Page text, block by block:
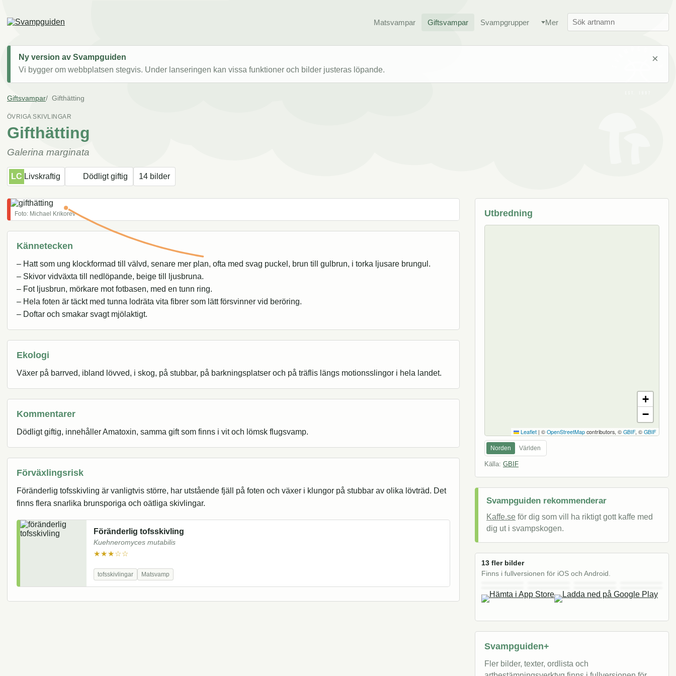
Matsvampar Giftsvampar Svampgrupper Mer
Ny version av Svampguiden
Vi bygger om webbplatsen stegvis. Under lanseringen kan vissa funktioner och bilder justeras löpande.
×
Giftsvampar Gifthätting
ÖVRIGA SKIVLINGAR
Gifthätting
Galerina marginata
LC Livskraftig Dödligt giftig 14 bilder
Foto: Michael Krikorev
Kännetecken
– Hatt som ung klockformad till välvd, senare mer plan, ofta med svag puckel, brun till gulbrun, i torka ljusare brungul.
– Skivor vidväxta till nedlöpande, beige till ljusbruna.
– Fot ljusbrun, mörkare mot fotbasen, med en tunn ring.
– Hela foten är täckt med tunna lodräta vita fibrer som lätt försvinner vid beröring.
– Doftar och smakar svagt mjölaktigt.
Ekologi
Växer på barrved, ibland lövved, i skog, på stubbar, på barkningsplatser och på träflis längs motionsslingor i hela landet.
Kommentarer
Dödligt giftig, innehåller Amatoxin, samma gift som finns i vit och lömsk flugsvamp.
Förväxlingsrisk
Föränderlig tofsskivling är vanligtvis större, har utstående fjäll på foten och växer i klungor på stubbar av olika lövträd. Det
finns flera snarlika brunsporiga och oätliga skivlingar.
Föränderlig tofsskivling
Kuehneromyces mutabilis
★★★☆☆
tofsskivlingar Matsvamp
Utbredning
+
−
Leaflet | © OpenStreetMap contributors, © GBIF, © GBIF
Norden Världen
Källa: GBIF
Svampguiden rekommenderar
Kaffe.se för dig som vill ha riktigt gott kaffe med
dig ut i svampskogen.
13 fler bilder
Finns i fullversionen för iOS och Android.
Svampguiden+
Fler bilder, texter, ordlista och